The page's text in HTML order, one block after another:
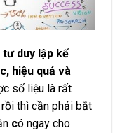
duy lập kế
hiệu quả và
số liệu là rất
thì cần phải bắt
có ngay cho